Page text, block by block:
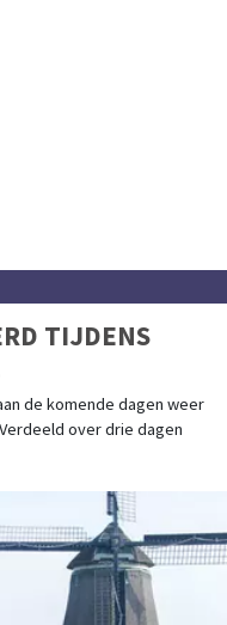
TIJDENS
de komende dagen weer
over drie dagen